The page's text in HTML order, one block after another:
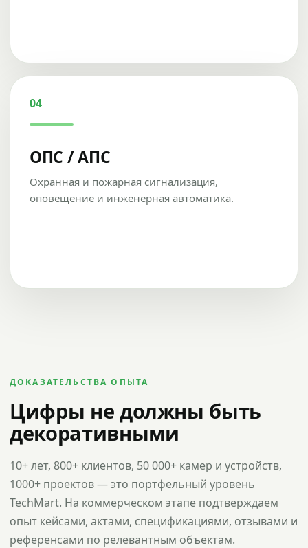
04
ОПС / АПС
Охранная и пожарная сигнализация,
оповещение и инженерная автоматика.
ДОКАЗАТЕЛЬСТВА ОПЫТА
Цифры не должны быть
декоративными
10+ лет, 800+ клиентов, 50 000+ камер и устройств,
1000+ проектов — это портфельный уровень
TechMart. На коммерческом этапе подтверждаем
опыт кейсами, актами, спецификациями, отзывами и
референсами по релевантным объектам.